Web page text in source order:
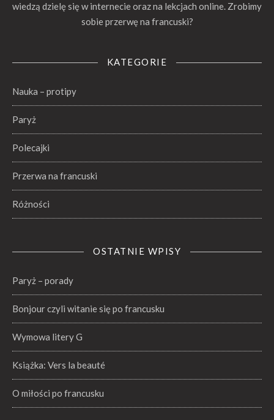
wiedzą dzielę się w internecie oraz na lekcjach online. Zrobimy
sobie przerwę na francuski?
KATEGORIE
Nauka – protipy
Paryż
Polecajki
Przerwa na francuski
Różności
OSTATNIE WPISY
Paryż – porady
Bonjour czyli witanie się po francusku
Wymowa litery G
Książka: Vers la beauté
O miłości po francusku